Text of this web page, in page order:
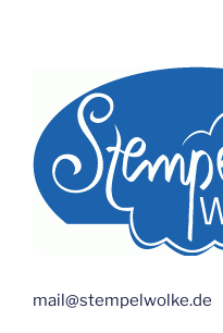
mail@stempelwolke.de